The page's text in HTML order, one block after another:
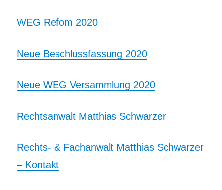
WEG Refom 2020
Neue Beschlussfassung 2020
Neue WEG Versammlung 2020
Rechtsanwalt Matthias Schwarzer
Rechts- & Fachanwalt Matthias Schwarzer
– Kontakt